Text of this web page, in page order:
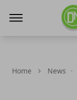
Home News